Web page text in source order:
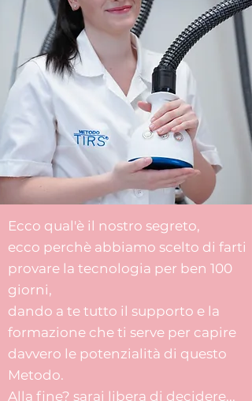
Ecco qual'è il nostro segreto,
ecco perchè abbiamo scelto di farti
provare la tecnologia per ben 100
giorni,
dando a te tutto il supporto e la
formazione che ti serve per capire
davvero le potenzialità di questo
Metodo.
Alla fine? sarai libera di decidere...